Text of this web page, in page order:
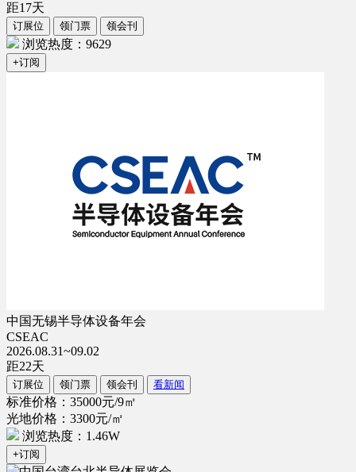
距17天
订展位 领门票 领会刊
浏览热度：9629
+订阅
中国无锡半导体设备年会
CSEAC
2026.08.31~09.02
距22天
订展位 领门票 领会刊 看新闻
标准价格：35000元/9㎡
光地价格：3300元/㎡
浏览热度：1.46W
+订阅